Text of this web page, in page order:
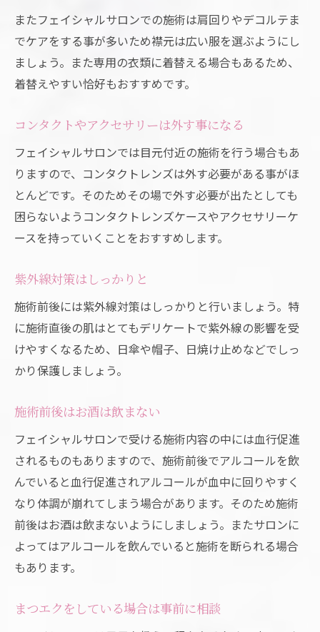
通いやすく信頼できるサロンを選ぶ
まとめ
またフェイシャルサロンでの施術は肩回りやデコルテま
でケアをする事が多いため襟元は広い服を選ぶようにし
ましょう。また専用の衣類に着替える場合もあるため、
着替えやすい恰好もおすすめです。
コンタクトやアクセサリーは外す事になる
フェイシャルサロンでは目元付近の施術を行う場合もあ
りますので、コンタクトレンズは外す必要がある事がほ
とんどです。そのためその場で外す必要が出たとしても
困らないようコンタクトレンズケースやアクセサリーケ
ースを持っていくことをおすすめします。
紫外線対策はしっかりと
施術前後には紫外線対策はしっかりと行いましょう。特
に施術直後の肌はとてもデリケートで紫外線の影響を受
けやすくなるため、日傘や帽子、日焼け止めなどでしっ
かり保護しましょう。
施術前後はお酒は飲まない
フェイシャルサロンで受ける施術内容の中には血行促進
されるものもありますので、施術前後でアルコールを飲
んでいると血行促進されアルコールが血中に回りやすく
なり体調が崩れてしまう場合があります。そのため施術
前後はお酒は飲まないようにしましょう。またサロンに
よってはアルコールを飲んでいると施術を断られる場合
もあります。
まつエクをしている場合は事前に相談